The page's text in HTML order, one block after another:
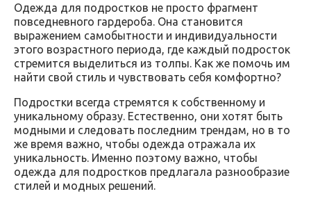
Одежда для подростков не просто фрагмент
повседневного гардероба. Она становится
выражением самобытности и индивидуальности
этого возрастного периода, где каждый подросток
стремится выделиться из толпы. Как же помочь им
найти свой стиль и чувствовать себя комфортно?
Подростки всегда стремятся к собственному и
уникальному образу. Естественно, они хотят быть
модными и следовать последним трендам, но в то
же время важно, чтобы одежда отражала их
уникальность. Именно поэтому важно, чтобы
одежда для подростков предлагала разнообразие
стилей и модных решений.